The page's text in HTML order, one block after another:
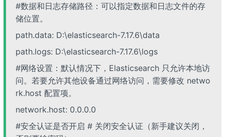
#数据和日志存储路径：可以指定数据和日志文件的存
储位置。
path.data: D:\elasticsearch-7.17.6\data
path.logs: D:\elasticsearch-7.17.6\logs
#网络设置：默认情况下，Elasticsearch 只允许本地访
问。若要允许其他设备通过网络访问，需要修改 netwo
rk.host 配置项。
network.host: 0.0.0.0
#安全认证是否开启 # 关闭安全认证（新手建议关闭，